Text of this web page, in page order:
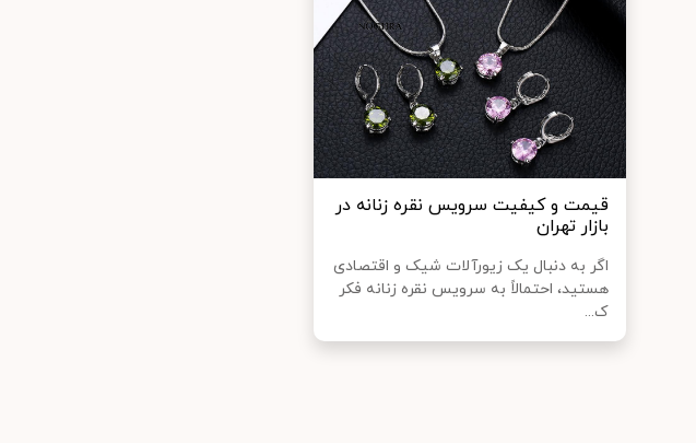
قیمت و کیفیت سرویس نقره زنانه در
بازار تهران
اگر به دنبال یک زیورآلات شیک و اقتصادی
هستید، احتمالاً به سرویس نقره زنانه فکر
ک...